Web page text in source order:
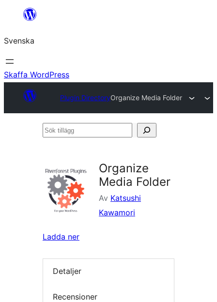
Hoppa
innehåll
Svenska
Skaffa WordPress
Plugin DirectoryOrganize Media Folder
Sök
Organize
Media Folder
Av Katsushi
Kawamori
Ladda ner
Detaljer
Recensioner